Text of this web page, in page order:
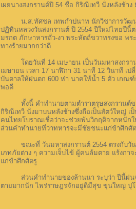
เผยนางสงกรานต์ปี 54 ชื่อ กิริณีเทวี นั่งหลังช้า
น.ส.ทัศชล เทพกำปนาท นักวิชาการวัฒนธร
ปฏิทินหลวงวันสงกรานต์ ปี 2554 ปีใหม่ไทยปี
มรกต ภักษาหารถั่ว-งา พระหัตถ์ขวาทรงขอ พ
ทางร้ายมากกว่าดี
โดยวันที่ 14 เมษายน เป็นวันมหาสงกรานต์
เมษายน เวลา 17 นาฬิกา 31 นาที 12 วินาที เ
บันดาลให้ฝนตก 600 ห่า นาคให้น้ำ 5 ตัว เก
พอดี
ทั้งนี้ คำทำนายตามตำราตรุษสงกรานต์ขอ
กิริณีเทวี นั่งมาบนหลังช้างซึ่งถือเป็นสัตว์ใหญ่
คนไทยโบราณเชื่อว่าจะช่วยพ้นวิกฤติจากหนัก
ส่วนคำทำนายที่ว่าทหารจะมีชัยชนะแก่ข้าศึกศั
ขณะที่ วันมหาสงกรานต์ 2554 ตรงกับวันพฤ
เภทภัยต่าง ๆ ความเจ็บไข้ ผู้คนล้มตาย แร้งกา
แก่ข้าศึกศัตรู
ส่วนคำทำนายของล้านนา ระบุว่า ปีนี้ฝนจะ
ตายมากนัก ไพร่ราษฎรจักอยู่ดีมีสุข ขุนใหญ่ ปุ